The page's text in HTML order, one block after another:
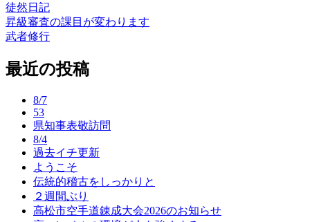
徒然日記
投
稿
ナ
昇級審査の課目が変わります
武者修行
最近の投稿
8/7
53
県知事表敬訪問
8/4
過去イチ更新
ようこそ
伝統的稽古をしっかりと
２週間ぶり
高松市空手道錬成大会2026のお知らせ